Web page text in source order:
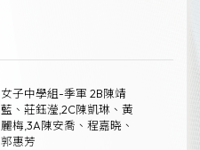
女子中學組-季軍 2B陳靖
藍、莊鈺瀅,2C陳凱琳、黃
麗梅,3A陳安喬、程嘉晓、
郭惠芳